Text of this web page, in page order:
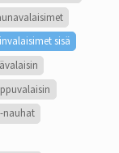
sisä
nauhat